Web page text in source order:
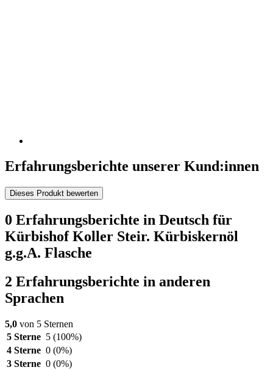
Erfahrungsberichte unserer Kund:innen
Dieses Produkt bewerten
0 Erfahrungsberichte in Deutsch für
Kürbishof Koller Steir. Kürbiskernöl
g.g.A. Flasche
2 Erfahrungsberichte in anderen
Sprachen
5,0 von 5 Sternen
5 Sterne 5 (100%)
4 Sterne 0 (0%)
3 Sterne 0 (0%)